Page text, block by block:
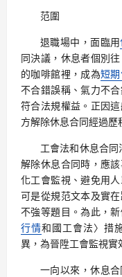
范圍
退職場中，面臨用
同決議，休息者個別
的咖啡館裡，成為短
不合錯誤稱、氣力不
符合法規權益。正因
方解除休息合同經過歷
工會法和休息合
解除休息合同時，應
化工會監視、避免用
可是從規范文本及實
不強等題目。為此，
行情和國工會法〉措
異，為晉陞工會監視實
一向以來，休息